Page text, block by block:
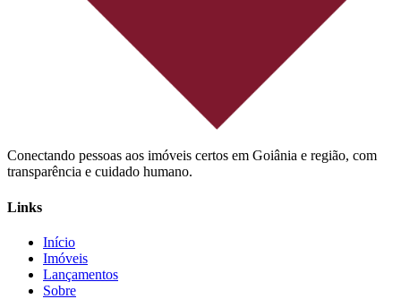
Conectando pessoas aos imóveis certos em Goiânia e região, com
transparência e cuidado humano.
Links
Início
Imóveis
Lançamentos
Sobre